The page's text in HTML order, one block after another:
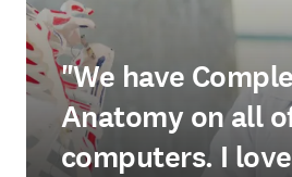
"We have
Anatomy on all
computers. I